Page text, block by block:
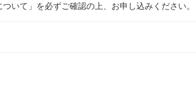
いて」を必ずご確認の上、お申し込みください。